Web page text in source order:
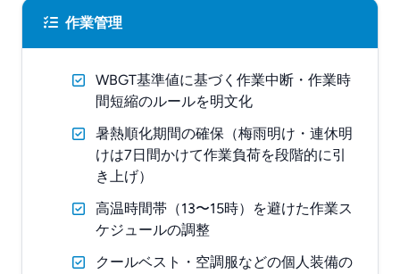
作業管理
WBGT基準値に基づく作業中断・作業時
間短縮のルールを明文化
暑熱順化期間の確保（梅雨明け・連休明
けは7日間かけて作業負荷を段階的に引
き上げ）
高温時間帯（13〜15時）を避けた作業ス
ケジュールの調整
クールベスト・空調服などの個人装備の